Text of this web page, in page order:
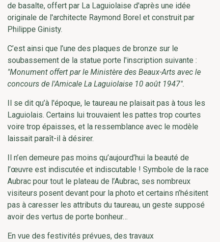
de basalte, offert par La Laguiolaise d'après une idée
originale de l'architecte Raymond Borel et construit par
Philippe Ginisty.
C’est ainsi que l’une des plaques de bronze sur le
soubassement de la statue porte l'inscription suivante :
"Monument offert par le Ministère des Beaux-Arts avec le
concours de l'Amicale La Laguiolaise 10 août 1947".
Il se dit qu’à l'époque, le taureau ne plaisait pas à tous les
Laguiolais. Certains lui trouvaient les pattes trop courtes
voire trop épaisses, et la ressemblance avec le modèle
laissait paraît-il à désirer.
Il n’en demeure pas moins qu’aujourd’hui la beauté de
l’œuvre est indiscutée et indiscutable ! Symbole de la race
Aubrac pour tout le plateau de l’Aubrac, ses nombreux
visiteurs posent devant pour la photo et certains n’hésitent
pas à caresser les attributs du taureau, un geste supposé
avoir des vertus de porte bonheur…
En vue des festivités prévues, des travaux